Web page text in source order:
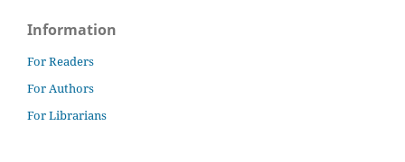
Information
For Readers
For Authors
For Librarians